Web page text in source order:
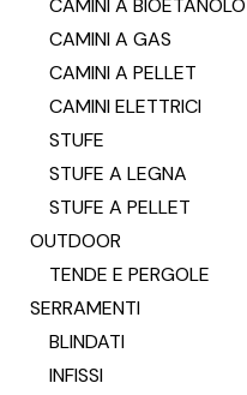
CAMINI A BIOETANOLO
CAMINI A GAS
CAMINI A PELLET
CAMINI ELETTRICI
STUFE
STUFE A LEGNA
STUFE A PELLET
OUTDOOR
TENDE E PERGOLE
SERRAMENTI
BLINDATI
INFISSI